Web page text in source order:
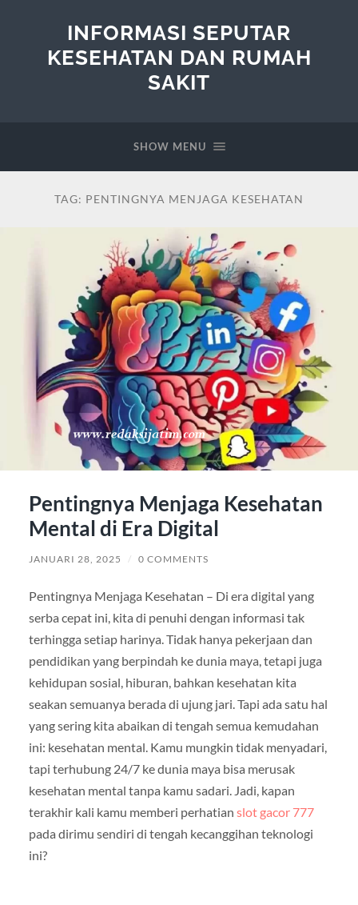
INFORMASI SEPUTAR
KESEHATAN DAN RUMAH
SAKIT
SHOW MENU
TAG: PENTINGNYA MENJAGA KESEHATAN
Pentingnya Menjaga Kesehatan
Mental di Era Digital
JANUARI 28, 2025 / 0 COMMENTS
Pentingnya Menjaga Kesehatan – Di era digital yang
serba cepat ini, kita di penuhi dengan informasi tak
terhingga setiap harinya. Tidak hanya pekerjaan dan
pendidikan yang berpindah ke dunia maya, tetapi juga
kehidupan sosial, hiburan, bahkan kesehatan kita
seakan semuanya berada di ujung jari. Tapi ada satu hal
yang sering kita abaikan di tengah semua kemudahan
ini: kesehatan mental. Kamu mungkin tidak menyadari,
tapi terhubung 24/7 ke dunia maya bisa merusak
kesehatan mental tanpa kamu sadari. Jadi, kapan
terakhir kali kamu memberi perhatian slot gacor 777
pada dirimu sendiri di tengah kecanggihan teknologi
ini?